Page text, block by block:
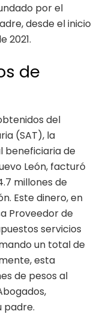
por el
desde el inicio
2021.
de
del
(SAT), la
beneficiaria de
León, facturó
millones de
Este dinero, en
Proveedor de
servicios
un total de
esta
de pesos al
padre.